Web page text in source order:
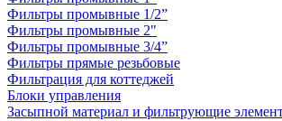
Фильтры промывные 1/2”
Фильтры промывные 2"
Фильтры промывные 3/4”
Фильтры прямые резьбовые
Фильтрация для коттеджей
Блоки управления
Засыпной материал и фильтрующие